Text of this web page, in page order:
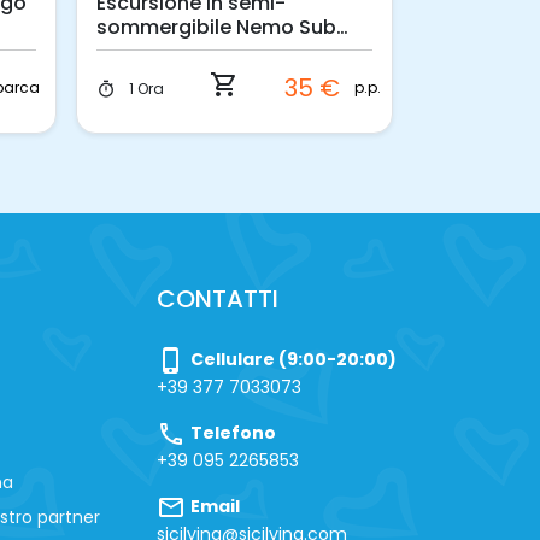
sommergibile Nemo Sub
alla scoperta dei fondali di
Taormina
timer 1 Ora shopping_cart 35 € p.p.
partner
CONTATTI
phone_iphone
Cellulare (9:00-20:00)
+39 377 7033073
call Telefono
+39 095 2265853
mail Email
sicilying@sicilying.com